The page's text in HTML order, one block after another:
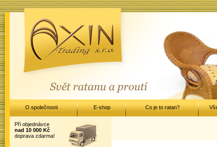
Při objednávce
nad 10 000 Kč
doprava zdarma!
O společnosti E-shop Co je to ratan?